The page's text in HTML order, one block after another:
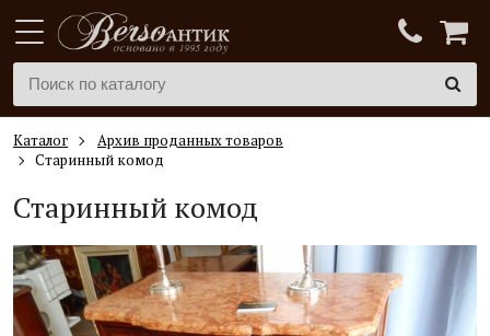
Каталог
Архив проданных товаров
Старинный комод
Старинный комод